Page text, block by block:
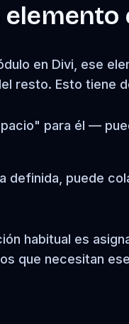
en Divi, ese
resto. Esto tiene
para él —
definida, puede
habitual es
que necesitan